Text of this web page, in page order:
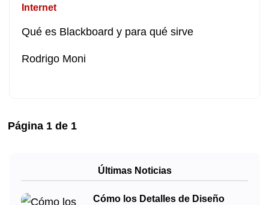
Internet
Qué es Blackboard y para qué sirve
Rodrigo Moni
Página 1 de 1
Últimas Noticias
Cómo los Detalles de Diseño